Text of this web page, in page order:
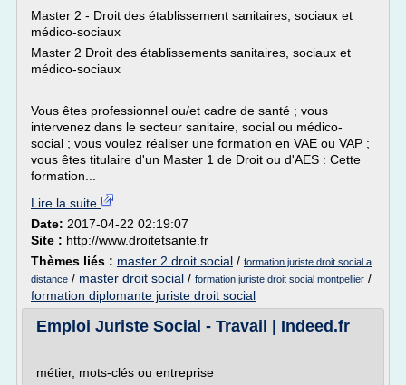
Master 2 - Droit des établissement sanitaires, sociaux et
médico-sociaux
Master 2 Droit des établissements sanitaires, sociaux et
médico-sociaux
Vous êtes professionnel ou/et cadre de santé ; vous
intervenez dans le secteur sanitaire, social ou médico-
social ; vous voulez réaliser une formation en VAE ou VAP ;
vous êtes titulaire d'un Master 1 de Droit ou d'AES : Cette
formation...
Lire la suite
Date: 2017-04-22 02:19:07
Site : http://www.droitetsante.fr
Thèmes liés : master 2 droit social / formation juriste droit social a
distance / master droit social / formation juriste droit social montpellier /
formation diplomante juriste droit social
Emploi Juriste Social - Travail | Indeed.fr
métier, mots-clés ou entreprise